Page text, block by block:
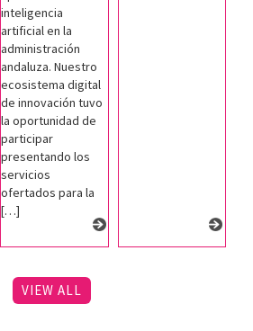
inteligencia
artificial en la
administración
andaluza. Nuestro
ecosistema digital
de innovación tuvo
la oportunidad de
participar
presentando los
servicios
ofertados para la
[…]
VIEW ALL